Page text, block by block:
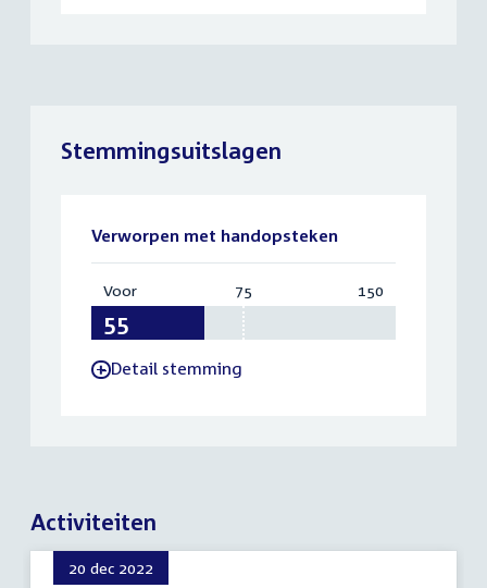
Stemmingsuitslagen
Verworpen met handopsteken
Voor:
75 150
-Detail stemming
Activiteiten
20 dec 2022